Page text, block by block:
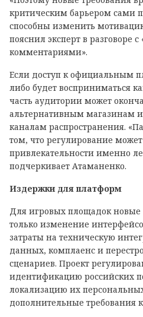
критическим барьером сами
способны изменить
пояснил эксперт в разговоре
комментариями».
Если доступ к официальным
либо будет восприниматься
часть аудитории может
альтернативным магазинам
каналам распространения.
том, что регулирование
привлекательности именно
подчеркивает Атаманенко.
Издержки для платформ
Для игровых площадок новые
только изменение
затраты на техническую
данных, комплаенс и
сценариев. Проект
идентификацию российских
локализацию их
дополнительные требования